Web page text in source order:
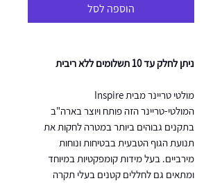
הוספה לסל
ניתן לחלק עד 10 תשלומים ללא ריבית
מולטי טריינר מבית Inspire
המולטי-טריינר הזה פותח ויוצר בארה"ב
בתקנים גבוהים ביותר במטרה לחקות את
תנועת הגוף הטבעית בבטיחות ונוחות
מירביים. בעל מידות קומפקטיות במיוחד
ומתאים גם לחללים קטנים בעלי תקרה